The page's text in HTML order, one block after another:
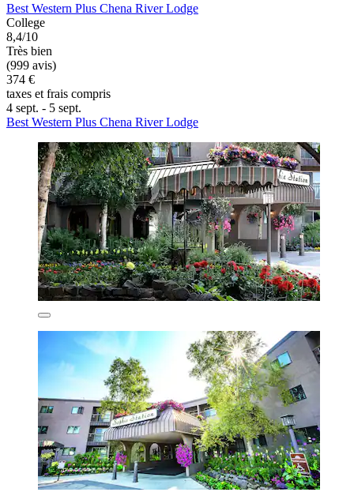
Best Western Plus Chena River Lodge
College
8,4/10
Très bien
(999 avis)
374 €
taxes et frais compris
4 sept. - 5 sept.
Best Western Plus Chena River Lodge